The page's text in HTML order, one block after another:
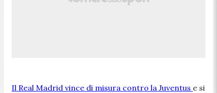
Il Real Madrid vince di misura contro la Juventus e si